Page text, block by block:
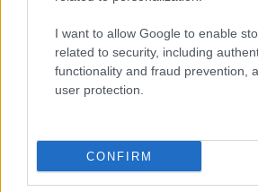
I want to allow Google to enable
related to security, including
functionality and fraud prevention,
user protection.
CONFIRM
BENESSERE